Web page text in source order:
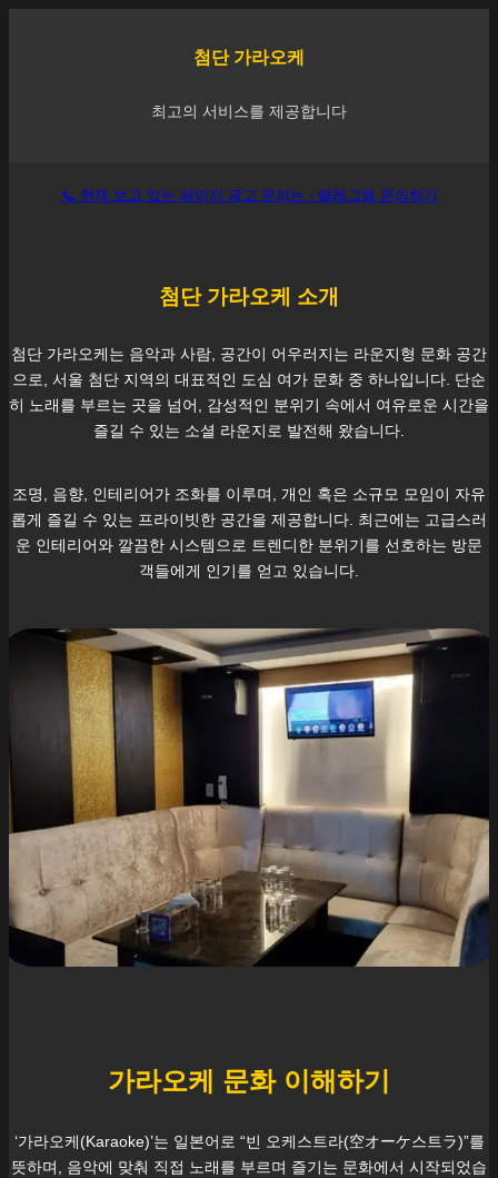
첨단 가라오케
최고의 서비스를 제공합니다
📞 현재 보고 있는 페이지 광고 문의는 - 텔레그램 문의하기
첨단가라오케 소개
첨단 가라오케는 음악과 사람, 공간이 어우러지는 라운지형 문화 공간
으로, 서울 첨단 지역의 대표적인 도심 여가 문화 중 하나입니다. 단순
히 노래를 부르는 곳을 넘어, 감성적인 분위기 속에서 여유로운 시간을
즐길 수 있는 소셜 라운지로 발전해 왔습니다.
조명, 음향, 인테리어가 조화를 이루며, 개인 혹은 소규모 모임이 자유
롭게 즐길 수 있는 프라이빗한 공간을 제공합니다. 최근에는 고급스러
운 인테리어와 깔끔한 시스템으로 트렌디한 분위기를 선호하는 방문
객들에게 인기를 얻고 있습니다.
가라오케 문화 이해하기
‘가라오케(Karaoke)’는 일본어로 “빈 오케스트라(空オーケ스트ラ)”를
뜻하며, 음악에 맞춰 직접 노래를 부르며 즐기는 문화에서 시작되었습